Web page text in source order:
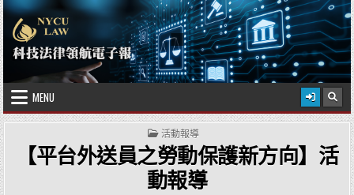
Skip to content 2026 年 8 月 7 日
國立陽明交通大學科技法律學院
MENU
POSTED IN
活動報導
【平台外送員之勞動保護新方向】活
動報導